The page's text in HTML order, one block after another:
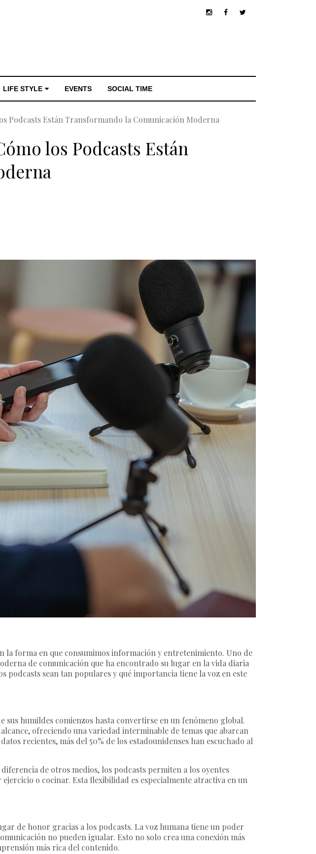
LIFE STYLE EVENTS SOCIAL TIME
Podcasts Están Transformando la Comunicación Moderna
los Podcasts Están
la forma en que consumimos información y entretenimiento. Uno de
de comunicación que ha encontrado su lugar en la vida diaria
podcasts sean tan populares y qué importancia tiene la voz en este
sus humildes comienzos hasta convertirse en un fenómeno global.
ofreciendo una variedad interminable de temas que abarcan
recientes, más del 50% de los estadounidenses han escuchado al
de otros medios, los podcasts permiten a los oyentes
o cocinar. Esta flexibilidad es especialmente atractiva en un
de honor gracias a los podcasts. La voz humana tiene un poder
no pueden igualar. Esto no solo crea una conexión más
más rica del contenido.